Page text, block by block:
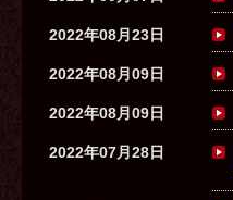
2022年08月23日
2022年08月09日
2022年08月09日
2022年07月28日